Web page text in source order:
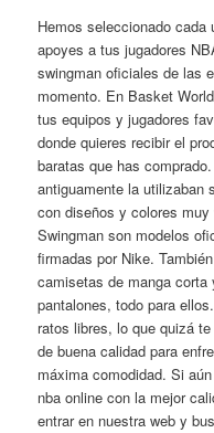
Hemos seleccionado cada
apoyes a tus jugadores
swingman oficiales de las
momento. En Basket
tus equipos y jugadores
donde quieres recibir el
baratas que has
antiguamente la utilizaban
con diseños y colores
Swingman son modelos
firmadas por Nike.
camisetas de manga
pantalones, todo para
ratos libres, lo que quizá
de buena calidad para
máxima comodidad. Si
nba online con la mejor
entrar en nuestra web y